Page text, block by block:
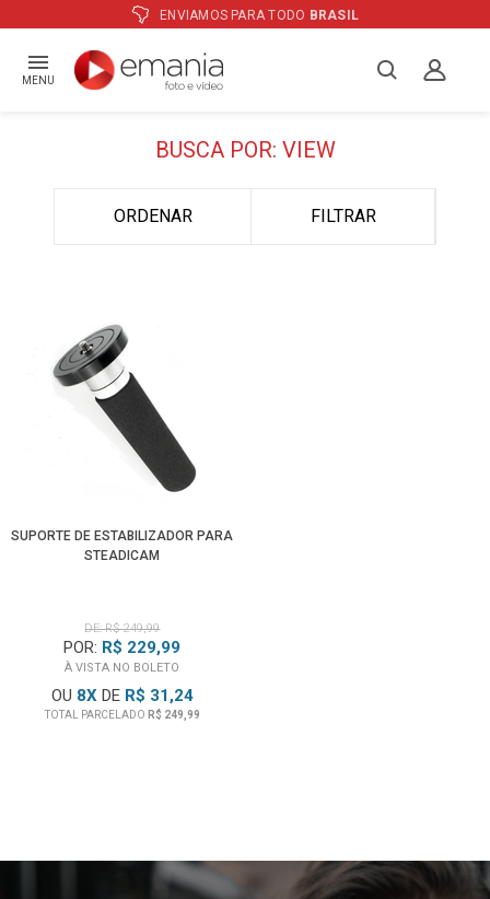
ENVIAMOS PARA TODO BRASIL
MENU
BUSCA POR: VIEW
ORDENAR FILTRAR
SUPORTE DE ESTABILIZADOR PARA
STEADICAM
DE: R$ 249,99
POR: R$ 229,99
À VISTA NO BOLETO
OU 8XDE R$ 31,24
TOTAL PARCELADO R$ 249,99